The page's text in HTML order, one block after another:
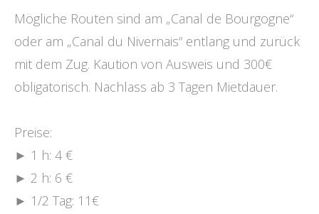
Mögliche Routen sind am „Canal de Bourgogne“
oder am „Canal du Nivernais“ entlang und zurück
mit dem Zug. Kaution von Ausweis und 300€
obligatorisch. Nachlass ab 3 Tagen Mietdauer.
Preise:
► 1 h: 4 €
► 2 h: 6 €
► 1/2 Tag: 11€